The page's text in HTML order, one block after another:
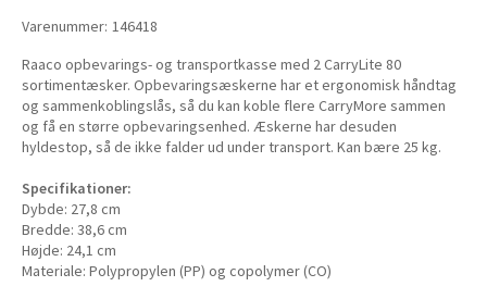
Varenummer: 146418
Raaco opbevarings- og transportkasse med 2 CarryLite 80
sortimentæsker. Opbevaringsæskerne har et ergonomisk håndtag
og sammenkoblingslås, så du kan koble flere CarryMore sammen
og få en større opbevaringsenhed. Æskerne har desuden
hyldestop, så de ikke falder ud under transport. Kan bære 25 kg.
Specifikationer:
Dybde: 27,8 cm
Bredde: 38,6 cm
Højde: 24,1 cm
Materiale: Polypropylen (PP) og copolymer (CO)